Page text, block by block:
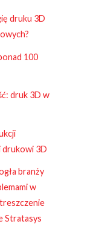
druku 3D
100
druk 3D w
drukowi 3D
branży
w
Stratasys